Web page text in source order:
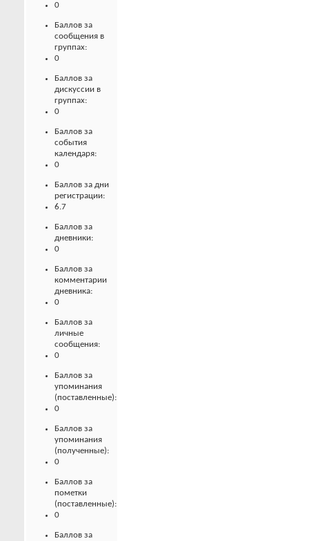
0
Баллов за
сообщения в
группах:
0
Баллов за
дискуссии в
группах:
0
Баллов за
события
календаря:
0
Баллов за дни
регистрации:
6.7
Баллов за
дневники:
0
Баллов за
комментарии
дневника:
0
Баллов за
личные
сообщения:
0
Баллов за
упоминания
(поставленные):
0
Баллов за
упоминания
(полученные):
0
Баллов за
пометки
(поставленные):
0
Баллов за